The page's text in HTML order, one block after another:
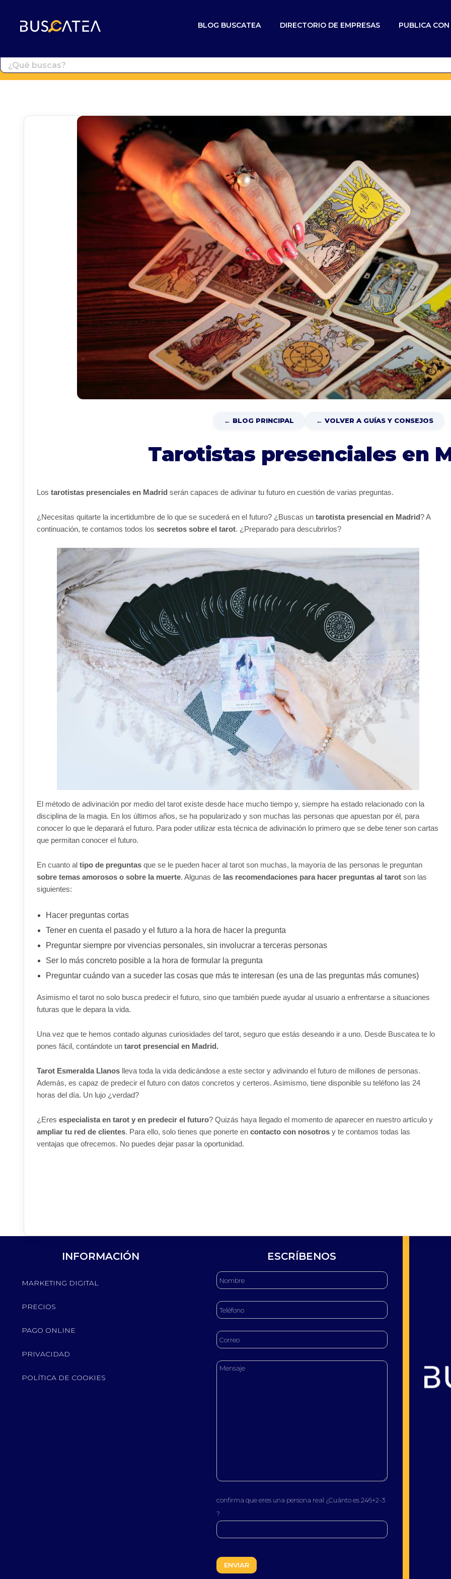
BLOG BUSCATEA DIRECTORIO DE EMPRESAS PUBLICA
← BLOG PRINCIPAL ← VOLVER A GUÍAS Y CONSEJOS
Tarotistas presenciales en
Los tarotistas presenciales en Madrid serán capaces de adivinar tu futuro en cuestión de varias preguntas.
¿Necesitas quitarte la incertidumbre de lo que se sucederá en el futuro? ¿Buscas un tarotista presencial en Madrid? A
continuación, te contamos todos los secretos sobre el tarot. ¿Preparado para descubrirlos?
El método de adivinación por medio del tarot existe desde hace mucho tiempo y, siempre ha estado relacionado con la
disciplina de la magia. En los últimos años, se ha popularizado y son muchas las personas que apuestan por él, para
conocer lo que le deparará el futuro. Para poder utilizar esta técnica de adivinación lo primero que se debe tener son cartas
que permitan conocer el futuro.
En cuanto al tipo de preguntas que se le pueden hacer al tarot son muchas, la mayoría de las personas le preguntan
sobre temas amorosos o sobre la muerte. Algunas de las recomendaciones para hacer preguntas al tarot son las
siguientes:
Hacer preguntas cortas
Tener en cuenta el pasado y el futuro a la hora de hacer la pregunta
Preguntar siempre por vivencias personales, sin involucrar a terceras personas
Ser lo más concreto posible a la hora de formular la pregunta
Preguntar cuándo van a suceder las cosas que más te interesan (es una de las preguntas más comunes)
Asimismo el tarot no solo busca predecir el futuro, sino que también puede ayudar al usuario a enfrentarse a situaciones
futuras que le depara la vida.
Una vez que te hemos contado algunas curiosidades del tarot, seguro que estás deseando ir a uno. Desde Buscatea te lo
pones fácil, contándote un tarot presencial en Madrid.
Tarot Esmeralda Llanos lleva toda la vida dedicándose a este sector y adivinando el futuro de millones de personas.
Además, es capaz de predecir el futuro con datos concretos y certeros. Asimismo, tiene disponible su teléfono las 24
horas del día. Un lujo ¿verdad?
¿Eres especialista en tarot y en predecir el futuro? Quizás haya llegado el momento de aparecer en nuestro artículo y
ampliar tu red de clientes. Para ello, solo tienes que ponerte en contacto con nosotros y te contamos todas las
ventajas que ofrecemos. No puedes dejar pasar la oportunidad.
INFORMACIÓN
MARKETING DIGITAL
PRECIOS
PAGO ONLINE
PRIVACIDAD
POLÍTICA DE COOKIES
ESCRÍBENOS
confirma que eres una persona real ¿Cuánto es 246+2-3
?